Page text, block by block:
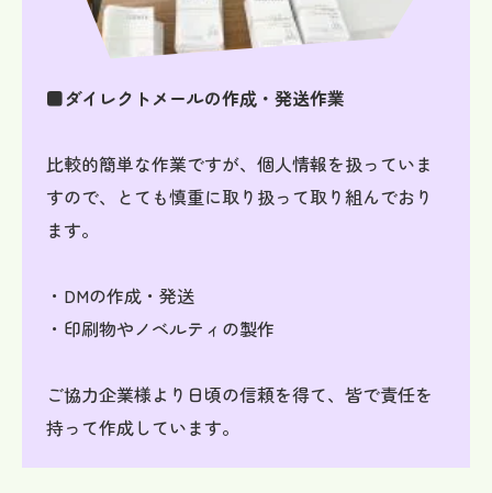
■ダイレクトメールの作成・発送作業
比較的簡単な作業ですが、個人情報を扱っていま
すので、とても慎重に取り扱って取り組んでおり
ます。
・DMの作成・発送
・印刷物やノベルティの製作
ご協力企業様より日頃の信頼を得て、皆で責任を
持って作成しています。